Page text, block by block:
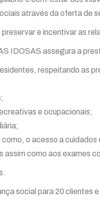
através da oferta de
e incentivar as
IDOSAS assegura a
respeitando as
e ocupacionais;
o acesso a cuidados
como aos exames
social para 20 clientes